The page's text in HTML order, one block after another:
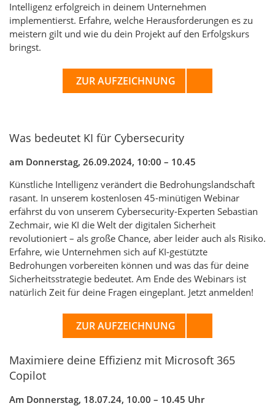
Intelligenz erfolgreich in deinem Unternehmen
implementierst. Erfahre, welche Herausforderungen es zu
meistern gilt und wie du dein Projekt auf den Erfolgskurs
bringst.
ZUR AUFZEICHNUNG
Was bedeutet KI für Cybersecurity
am Donnerstag, 26.09.2024, 10:00 – 10.45
Künstliche Intelligenz verändert die Bedrohungslandschaft
rasant. In unserem kostenlosen 45-minütigen Webinar
erfährst du von unserem Cybersecurity-Experten Sebastian
Zechmair, wie KI die Welt der digitalen Sicherheit
revolutioniert – als große Chance, aber leider auch als Risiko.
Erfahre, wie Unternehmen sich auf KI-gestützte
Bedrohungen vorbereiten können und was das für deine
Sicherheitsstrategie bedeutet. Am Ende des Webinars ist
natürlich Zeit für deine Fragen eingeplant. Jetzt anmelden!
ZUR AUFZEICHNUNG
Maximiere deine Effizienz mit Microsoft 365
Copilot
Am Donnerstag, 18.07.24, 10.00 – 10.45 Uhr